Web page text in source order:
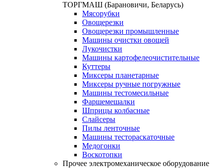
ТОРГМАШ (Барановичи, Беларусь)
Мясорубки
Овощерезки
Овощерезки промышленные
Машины очистки овощей
Лукочистки
Машины картофелеочистительные
Куттеры
Миксеры планетарные
Миксеры ручные погружные
Машины тестомесильные
Фаршемешалки
Шприцы колбасные
Слайсеры
Пилы ленточные
Машины тестораскаточные
Медогонки
Воскотопки
Прочее электромеханическое оборудование